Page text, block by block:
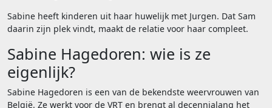
Sabine heeft kinderen uit haar huwelijk met Jurgen. Dat Sam
daarin zijn plek vindt, maakt de relatie voor haar compleet.
Sabine Hagedoren: wie is ze
eigenlijk?
Sabine Hagedoren is een van de bekendste weervrouwen van
België. Ze werkt voor de VRT en brengt al decennialang het